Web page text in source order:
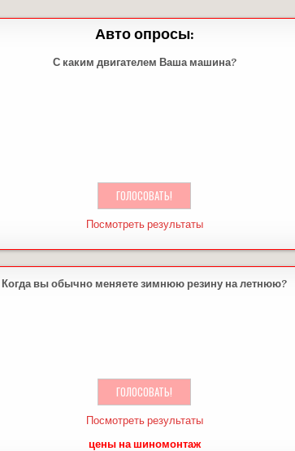
Авто опросы:
С каким двигателем Ваша машина?
Посмотреть результаты
Когда вы обычно меняете зимнюю резину на летнюю?
Посмотреть результаты
цены на шиномонтаж